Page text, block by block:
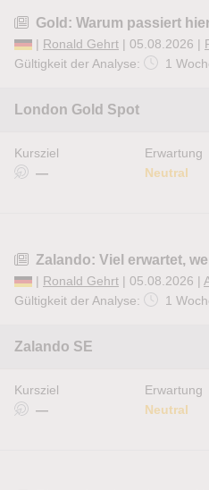
Gold: Warum passiert
| Ronald Gehrt | 05.08.2026 |
Gültigkeit der Analyse:
1
London Gold Spot
Kursziel
—
Erwartung
Neutral
Zalando: Viel erwartet,
| Ronald Gehrt | 05.08.2026 |
Gültigkeit der Analyse:
1
Zalando SE
Kursziel
—
Erwartung
Neutral